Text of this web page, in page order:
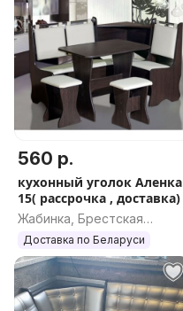
560 р.
кухонный уголок Аленка
15( рассрочка , доставка)
Жабинка, Брестская
область
Доставка по Беларуси